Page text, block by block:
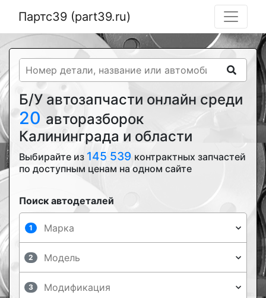
Партс39 (part39.ru)
Б/У автозапчасти онлайн среди
20 авторазборок
Калининграда и области
Выбирайте из 145 539 контрактных запчастей
по доступным ценам на одном сайте
Поиск автодеталей
1
2
3